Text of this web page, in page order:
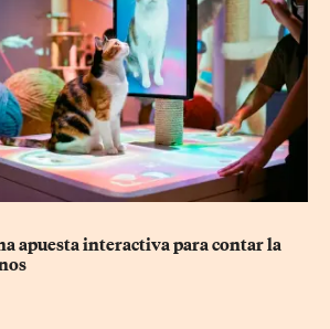
apuesta interactiva para contar la